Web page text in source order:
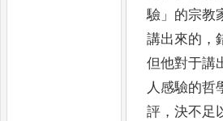
驗 」 的宗教
講出來的 ，
但他對于講
人感驗的哲
評 ，決不足